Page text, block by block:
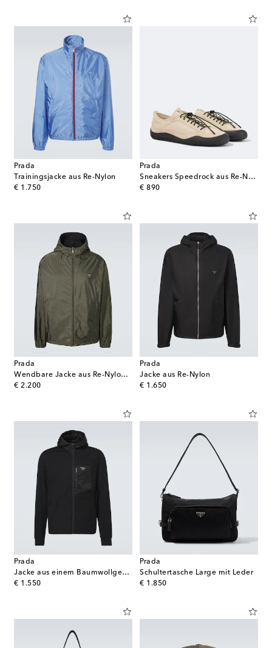
Prada
Trainingsjacke aus Re-Nylon
€ 1.750
original price
Prada
Sneakers Speedrock aus Re-Nylon und Veloursleder
€ 890
original price
Prada
Wendbare Jacke aus Re-Nylon mit Leder
€ 2.200
original price
Prada
Jacke aus Re-Nylon
€ 1.650
original price
Prada
Jacke aus einem Baumwollgemisch
€ 1.550
original price
Prada
Schultertasche Large mit Leder
€ 1.850
original price